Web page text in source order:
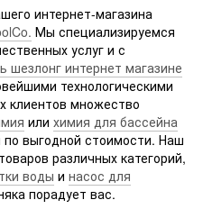
интернет-магазина
Мы специализируемся
услуг и с
шезлонг интернет магазине
технологическими
клиентов множество
или химия для бассейна
выгодной стоимости. Наш
различных категорий,
воды и насос для
порадует вас.